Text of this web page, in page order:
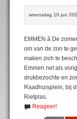
woensdag 10 jun
EMMEN â De
om van de zon te
maken zich te
Emmen net als
drukbezochte en
Raadhuisplein, bij
Rietplas.
Reageer!